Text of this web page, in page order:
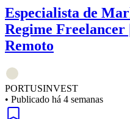
Especialista de
Regime
Remoto
PORTUSINVEST
• Publicado há 4 semanas